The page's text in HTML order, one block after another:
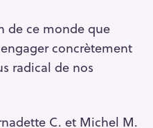
de ce monde que
concrètement
radical de nos
C. et Michel M.